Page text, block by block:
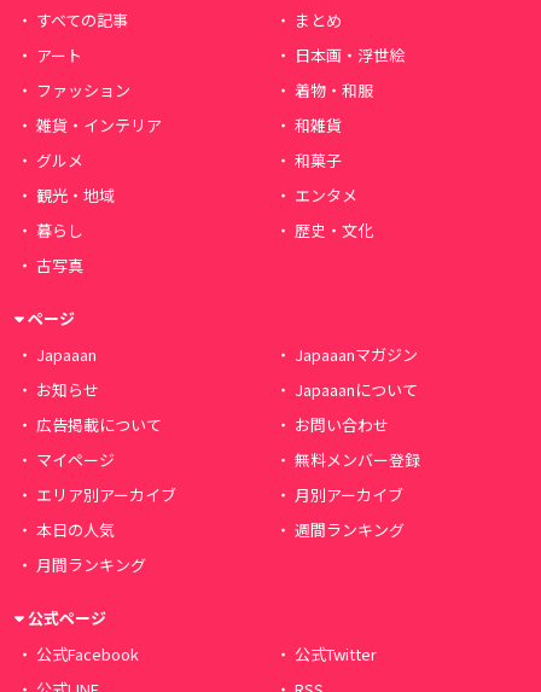
すべての記事
まとめ
アート
日本画・浮世絵
ファッション
着物・和服
雑貨・インテリア
和雑貨
グルメ
和菓子
観光・地域
エンタメ
暮らし
歴史・文化
古写真
ページ
Japaaan
Japaaanマガジン
お知らせ
Japaaanについて
広告掲載について
お問い合わせ
マイページ
無料メンバー登録
エリア別アーカイブ
月別アーカイブ
本日の人気
週間ランキング
月間ランキング
公式ページ
公式Facebook
公式Twitter